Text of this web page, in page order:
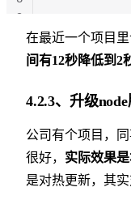
9
在最近一个项目
间有12秒降低到2
4.2.3、升级
公司有个项目，
很好， 实际效果
是对热更新，其